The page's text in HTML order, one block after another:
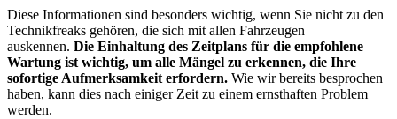
Diese Informationen sind besonders wichtig, wenn Sie nicht zu den
Technikfreaks gehören, die sich mit allen Fahrzeugen
auskennen. Die Einhaltung des Zeitplans für die empfohlene
Wartung ist wichtig, um alle Mängel zu erkennen, die Ihre
sofortige Aufmerksamkeit erfordern. Wie wir bereits besprochen
haben, kann dies nach einiger Zeit zu einem ernsthaften Problem
werden.